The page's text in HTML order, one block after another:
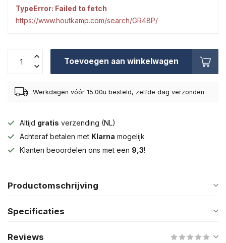
TypeError: Failed to fetch
https://www.houtkamp.com/search/GR48P/
Toevoegen aan winkelwagen
Werkdagen vóór 15:00u besteld, zelfde dag verzonden
Altijd gratis verzending (NL)
Achteraf betalen met Klarna mogelijk
Klanten beoordelen ons met een 9,3!
Productomschrijving
Specificaties
Reviews